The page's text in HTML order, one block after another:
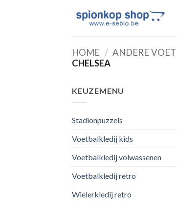
HOME / ANDERE
CHELSEA
KEUZEMENU
Stadionpuzzels
Voetbalkledij kids
Voetbalkledij volwassenen
Voetbalkledij retro
Wielerkledij retro